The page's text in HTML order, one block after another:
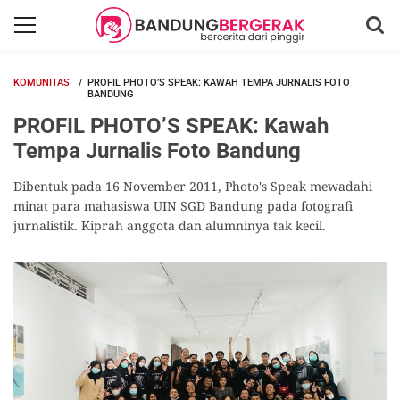
KOMUNITAS
PROFIL PHOTO’S SPEAK: KAWAH TEMPA JURNALIS FOTO
BANDUNG
PROFIL PHOTO’S SPEAK: Kawah
Tempa Jurnalis Foto Bandung
Dibentuk pada 16 November 2011, Photo's Speak mewadahi
minat para mahasiswa UIN SGD Bandung pada fotografi
jurnalistik. Kiprah anggota dan alumninya tak kecil.